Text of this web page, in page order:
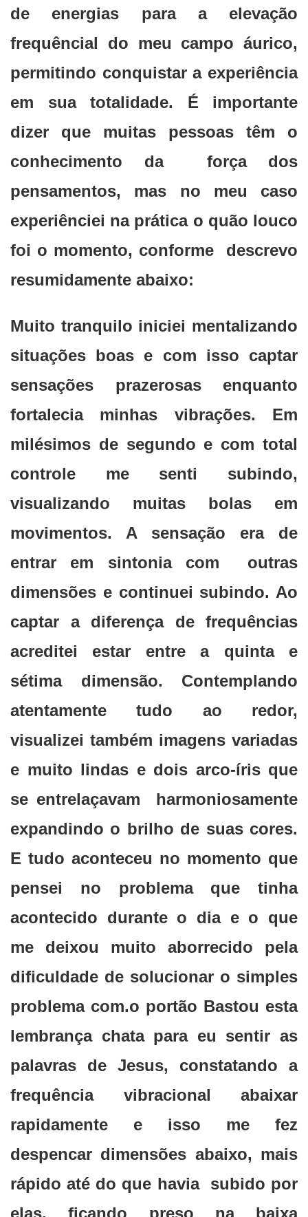
de energias para a elevação
frequêncial do meu campo áurico,
permitindo conquistar a experiência
em sua totalidade. É importante
dizer que muitas pessoas têm o
conhecimento da força dos
pensamentos, mas no meu caso
experiênciei na prática o quão louco
foi o momento, conforme descrevo
resumidamente abaixo:
Muito tranquilo iniciei mentalizando
situações boas e com isso captar
sensações prazerosas enquanto
fortalecia minhas vibrações. Em
milésimos de segundo e com total
controle me senti subindo,
visualizando muitas bolas em
movimentos. A sensação era de
entrar em sintonia com outras
dimensões e continuei subindo. Ao
captar a diferença de frequências
acreditei estar entre a quinta e
sétima dimensão. Contemplando
atentamente tudo ao redor,
visualizei também imagens variadas
e muito lindas e dois arco-íris que
se entrelaçavam harmoniosamente
expandindo o brilho de suas cores.
E tudo aconteceu no momento que
pensei no problema que tinha
acontecido durante o dia e o que
me deixou muito aborrecido pela
dificuldade de solucionar o simples
problema com.o portão Bastou esta
lembrança chata para eu sentir as
palavras de Jesus, constatando a
frequência vibracional abaixar
rapidamente e isso me fez
despencar dimensões abaixo, mais
rápido até do que havia subido por